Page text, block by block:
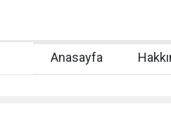
Anasayfa